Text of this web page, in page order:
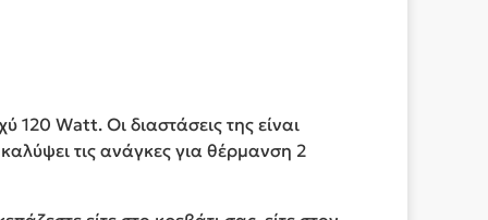
120 Watt. Οι διαστάσεις της είναι
τις ανάγκες για θέρμανση 2